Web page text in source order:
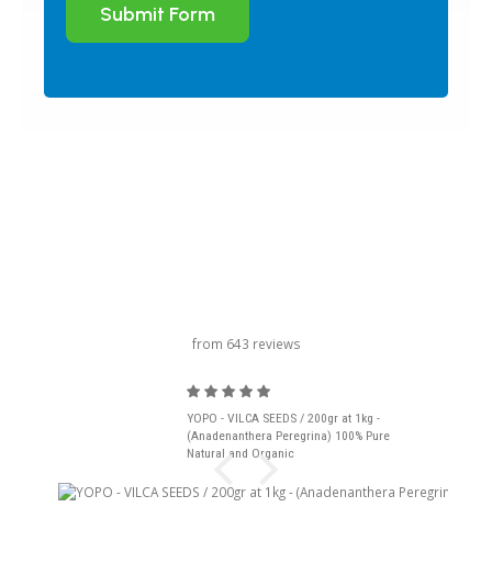
Submit Form
from 643 reviews
YOPO - VILCA SEEDS / 200gr at 1kg -
(Anadenanthera Peregrina) 100% Pure
Natural and Organic